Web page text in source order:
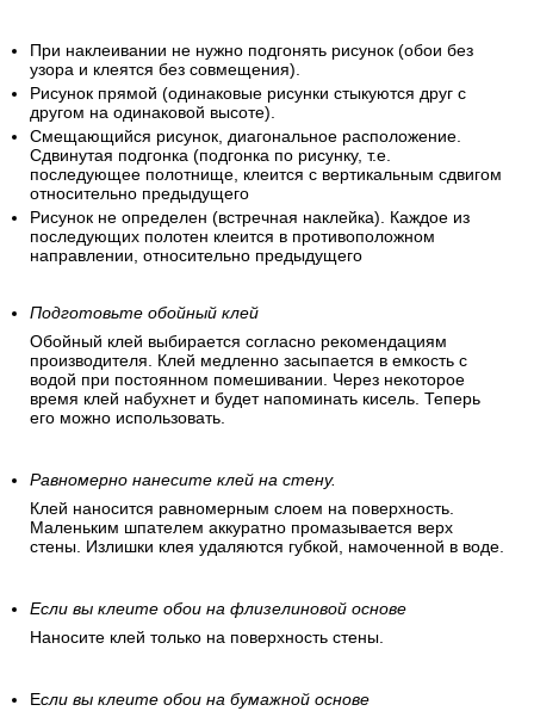
При наклеивании не нужно подгонять рисунок (обои без
узора и клеятся без совмещения).
Рисунок прямой (одинаковые рисунки стыкуются друг с
другом на одинаковой высоте).
Смещающийся рисунок, диагональное расположение.
Сдвинутая подгонка (подгонка по рисунку, т.е.
последующее полотнище, клеится с вертикальным сдвигом
относительно предыдущего
Рисунок не определен (встречная наклейка). Каждое из
последующих полотен клеится в противоположном
направлении, относительно предыдущего
Подготовьте обойный клей
Обойный клей выбирается согласно рекомендациям
производителя. Клей медленно засыпается в емкость с
водой при постоянном помешивании. Через некоторое
время клей набухнет и будет напоминать кисель. Теперь
его можно использовать.
Равномерно нанесите клей на стену.
Клей наносится равномерным слоем на поверхность.
Маленьким шпателем аккуратно промазывается верх
стены. Излишки клея удаляются губкой, намоченной в воде.
Если вы клеите обои на флизелиновой основе
Наносите клей только на поверхность стены.
Если вы клеите обои на бумажной основе